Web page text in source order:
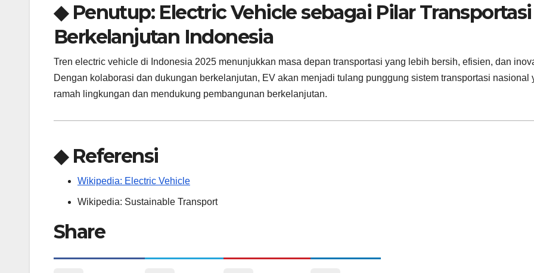
◆ Penutup: Electric Vehicle sebagai Pilar Transportasi
Berkelanjutan Indonesia
Tren electric vehicle di Indonesia 2025 menunjukkan masa depan transportasi yang lebih bersih, efisien, dan
Dengan kolaborasi dan dukungan berkelanjutan, EV akan menjadi tulang punggung sistem transportasi nasional
ramah lingkungan dan mendukung pembangunan berkelanjutan.
◆ Referensi
Wikipedia: Electric Vehicle
Wikipedia: Sustainable Transport
Share